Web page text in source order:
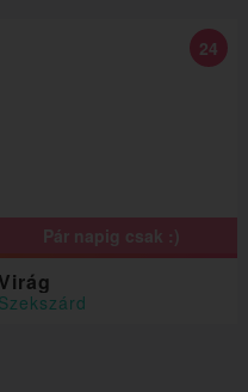
Pár napig csak :)
Virág
Szekszárd
24